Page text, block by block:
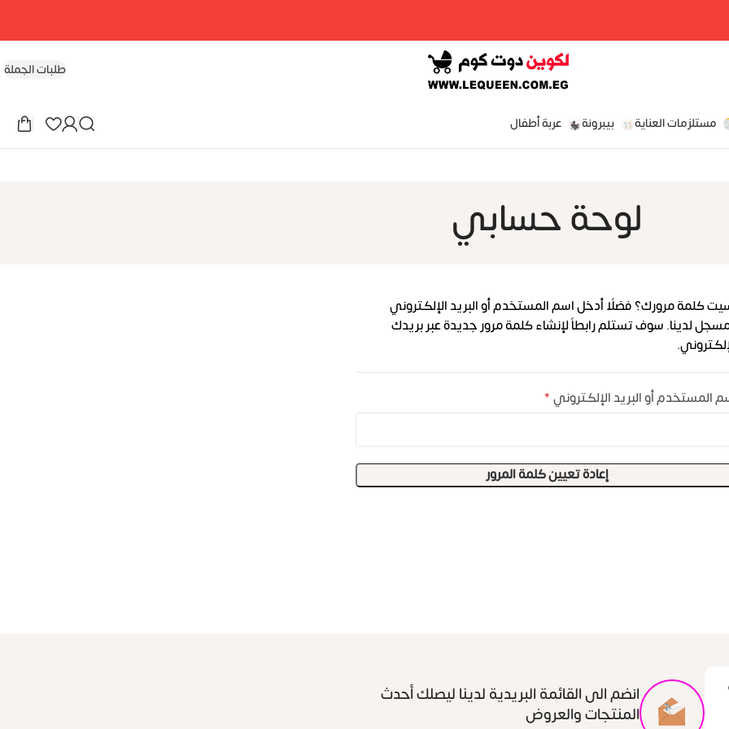
طلبات الجملة
مستلزمات العناية بيبرونة عربة أطفال
لوحة حسابي
كلمة مرورك؟ فضلًا أدخل اسم المستخدم أو البريد الإلكتروني
لدينا. سوف تستلم رابطاً لإنشاء كلمة مرور جديدة عبر بريدك
المستخدم أو البريد الإلكتروني *
إعادة تعيين كلمة المرور
انضم الى القائمة البريدية لدينا ليصلك أحدث
المنتجات والعروض